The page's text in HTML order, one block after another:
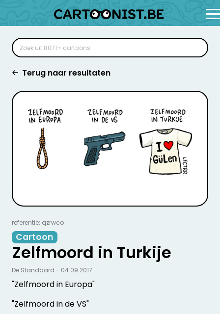
Terug naar resultaten
referentie: qzrwco
Cartoon
Zelfmoord in Turkije
"Zelfmoord in Europa"
"Zelfmoord in de VS"
De Standaard - 04.09.2017